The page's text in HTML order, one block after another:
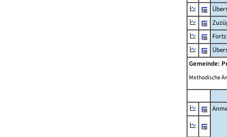
Gemeinde:
Methodische